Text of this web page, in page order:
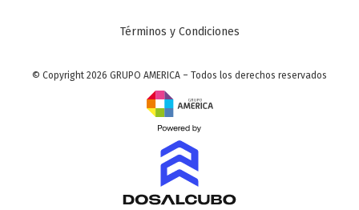
Términos y Condiciones
© Copyright 2026 GRUPO AMERICA – Todos los derechos reservados